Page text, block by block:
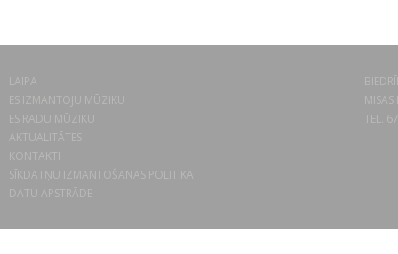
LAIPA
ES IZMANTOJU MŪZIKU
ES RADU MŪZIKU
AKTUALITĀTES
KONTAKTI
SĪKDATŅU IZMANTOŠANAS POLITIKA
DATU APSTRĀDE
TEL.